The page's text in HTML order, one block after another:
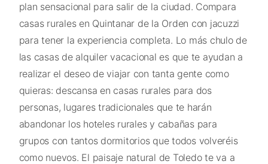
plan sensacional para salir de la ciudad. Compara
casas rurales en Quintanar de la Orden con jacuzzi
para tener la experiencia completa. Lo más chulo de
las casas de alquiler vacacional es que te ayudan a
realizar el deseo de viajar con tanta gente como
quieras: descansa en casas rurales para dos
personas, lugares tradicionales que te harán
abandonar los hoteles rurales y cabañas para
grupos con tantos dormitorios que todos volveréis
como nuevos. El paisaje natural de Toledo te va a